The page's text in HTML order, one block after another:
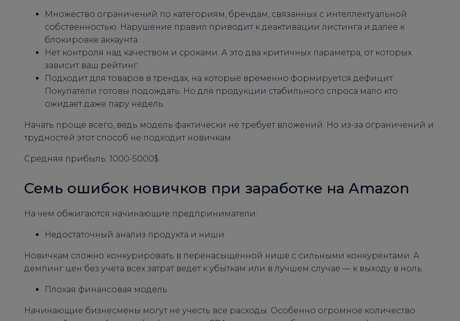
Множество ограничений по категориям, брендам, связанных с интеллектуальной
собственностью. Нарушение правил приводит к деактивации листинга и далее к
блокировке аккаунта.
Нет контроля над качеством и сроками. А это два критичных параметра, от которых
зависит ваш рейтинг.
Подходит для товаров в трендах, на которые временно формируется дефицит.
Покупатели готовы подождать. Но для продукции стабильного спроса мало кто
ожидает даже пару недель.
Начать проще всего, ведь модель фактически не требует вложений. Но из-за ограничений и
трудностей этот способ не подходит новичкам.
Средняя прибыль: 1000-5000$.
Семь ошибок новичков при заработке на Amazon
На чем обжигаются начинающие предприниматели:
Недостаточный анализ продукта и ниши
Новичкам сложно конкурировать в перенасыщенной нише с сильными конкурентами. А
демпинг цен без учета всех затрат ведет к убыткам или в лучшем случае — к выходу в ноль.
Плохая финансовая модель
Начинающие бизнесмены могут не учесть все расходы. Особенно огромное количество